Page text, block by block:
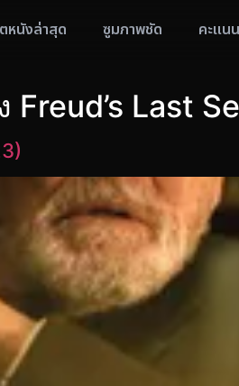
หนังล่าสุด ซูมภาพชัด คะแน
Freud’s Last